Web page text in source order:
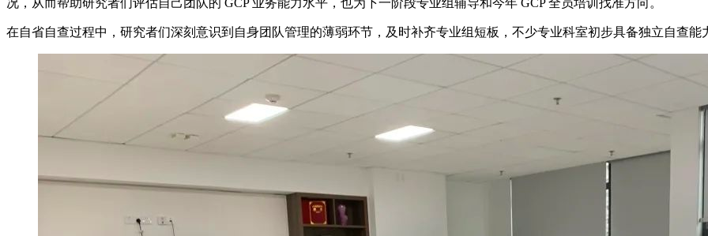
况，从而帮助研究者们评估自己团队的 GCP 业务能力水平，也为下一阶段专业组辅导和今年 GCP 全员培训找准方向。
在自省自查过程中，研究者们深刻意识到自身团队管理的薄弱环节，及时补齐专业组短板，不少专业科室初步具备独立自查能